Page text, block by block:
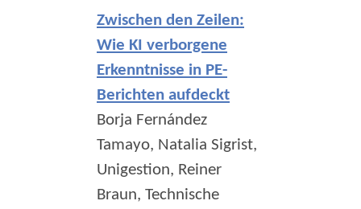
Zwischen den Zeilen:
Wie KI verborgene
Erkenntnisse in PE-
Berichten aufdeckt
Borja Fernández
Tamayo, Natalia Sigrist,
Unigestion, Reiner
Braun, Technische